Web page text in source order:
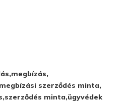
megbízás
megbízási szerződés minta
szerződés minta ügyvédek